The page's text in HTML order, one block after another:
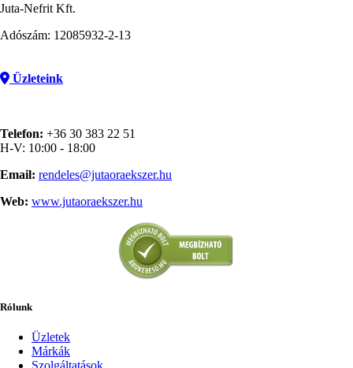
Juta-Nefrit Kft.
Adószám: 12085932-2-13
Üzleteink
Telefon: +36 30 383 22 51
H-V: 10:00 - 18:00
Email: rendeles@jutaoraekszer.hu
Web: www.jutaoraekszer.hu
Rólunk
Üzletek
Márkák